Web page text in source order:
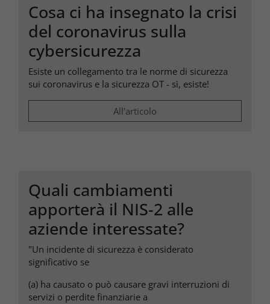
Cosa ci ha insegnato la crisi
del coronavirus sulla
cybersicurezza
Esiste un collegamento tra le norme di sicurezza
sui coronavirus e la sicurezza OT - sì, esiste!
All'articolo
Quali cambiamenti
apporterà il NIS-2 alle
aziende interessate?
"Un incidente di sicurezza è considerato
significativo se
(a) ha causato o può causare gravi interruzioni di
servizi o perdite finanziarie a